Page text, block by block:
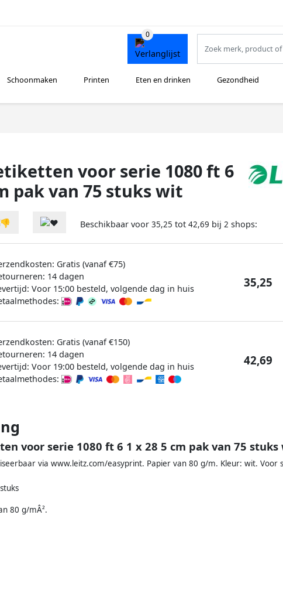
Schoonmaken Printen Eten en drinken Gezondheid
voor serie 1080 ft 6
pak van 75 stuks wit
Beschikbaar voor 35,25 tot 42,69 bij 2 shops:
Gratis (vanaf €75)
14 dagen
Voor 15:00 besteld, volgende dag in huis
35,25
Gratis (vanaf €150)
14 dagen
Voor 19:00 besteld, volgende dag in huis
42,69
voor serie 1080 ft 6 1 x 28 5 cm pak van 75
via www.leitz.com/easyprint. Papier van 80 g/m. Kleur: wit. Voor
80 g/mÂ².